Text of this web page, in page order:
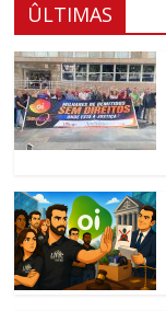
ÛLTIMAS